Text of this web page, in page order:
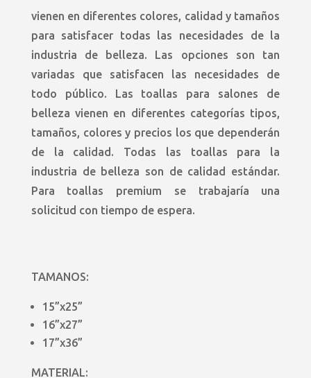
vienen en diferentes colores, calidad y tamaños
para satisfacer todas las necesidades de la
industria de belleza. Las opciones son tan
variadas que satisfacen las necesidades de
todo público. Las toallas para salones de
belleza vienen en diferentes categorías tipos,
tamaños, colores y precios los que dependerán
de la calidad. Todas las toallas para la
industria de belleza son de calidad estándar.
Para toallas premium se trabajaría una
solicitud con tiempo de espera.
TAMANOS:
15”x25”
16”x27”
17”x36”
MATERIAL: